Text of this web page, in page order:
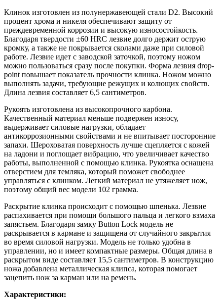
Клинок изготовлен из полунержавеющей стали D2. Высокий
процент хрома и никеля обеспечивают защиту от
преждевременной коррозии и высокую износостойкость.
Благодаря твердости ±60 HRC лезвие долго держит острую
кромку, а также не покрывается сколами даже при силовой
работе. Лезвие идет с заводской заточкой, поэтому ножом
можно пользоваться сразу после покупки. Форма лезвия drop-
point повышает показатель прочности клинка. Ножом можно
выполнять задачи, требующие режущих и колющих свойств.
Длина лезвия составляет 6,5 сантиметров.
Рукоять изготовлена из высокопрочного карбона.
Качественный материал меньше подвержен износу,
выдерживает силовые нагрузки, обладает
антикоррозионными свойствами и не впитывает посторонние
запахи. Шероховатая поверхность лучше сцепляется с кожей
на ладони и поглощает вибрацию, что увеличивает качество
работы, выполненной с помощью клинка. Рукоятка оснащена
отверстием для темляка, который поможет свободнее
управляться с клинком. Легкий материал не утяжеляет нож,
поэтому общий вес модели 102 грамма.
Раскрытие клинка происходит с помощью шпенька. Лезвие
распахивается при помощи большого пальца и легкого взмаха
запястьем. Благодаря замку Button Lock модель не
раскрывается в кармане и защищена от случайного закрытия
во время силовой нагрузки. Модель не только удобна в
управлении, но и имеет компактные размеры. Общая длина в
раскрытом виде составляет 15,5 сантиметров. В конструкцию
ножа добавлена металлическая клипса, которая помогает
зацепить нож за карман или на ремень.
Характеристики: